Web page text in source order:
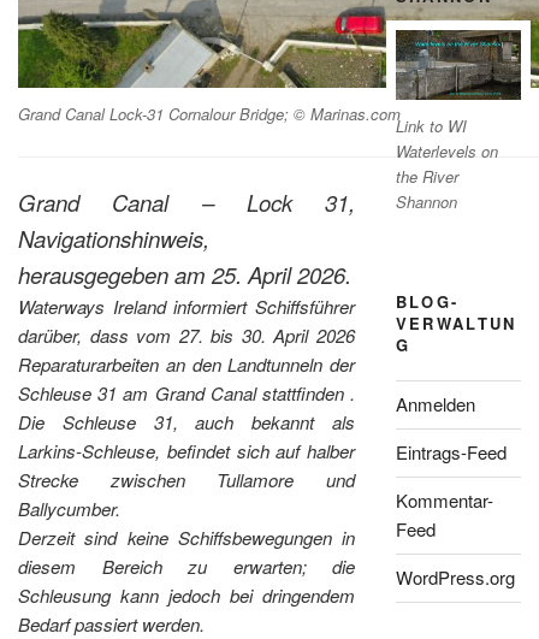
Grand Canal Lock-31 Cornalour Bridge; © Marinas.com
Grand Canal – Lock 31,
Navigationshinweis,
herausgegeben am 25. April 2026.
Waterways Ireland informiert Schiffsführer
darüber, dass vom 27. bis 30. April 2026
Reparaturarbeiten an den Landtunneln der
Schleuse 31 am Grand Canal stattfinden .
Die Schleuse 31, auch bekannt als
Larkins-Schleuse, befindet sich auf halber
Strecke zwischen Tullamore und
Ballycumber.
Derzeit sind keine Schiffsbewegungen in
diesem Bereich zu erwarten; die
Schleusung kann jedoch bei dringendem
Bedarf passiert werden.
Link to WI
Waterlevels on
the River
Shannon
BLOG-
VERWALTUN
G
Anmelden
Eintrags-Feed
Kommentar-
Feed
WordPress.org